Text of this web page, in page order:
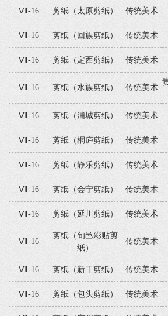
Ⅶ-16 剪纸（太原剪纸） 传统美术
Ⅶ-16 剪纸（回族剪纸） 传统美术
Ⅶ-16 剪纸（定西剪纸） 传统美术
Ⅶ-16 剪纸（水族剪纸） 传统美术
Ⅶ-16 剪纸（浦城剪纸） 传统美术
Ⅶ-16 剪纸（桐庐剪纸） 传统美术
Ⅶ-16 剪纸（静乐剪纸） 传统美术
Ⅶ-16 剪纸（会宁剪纸） 传统美术
Ⅶ-16 剪纸（延川剪纸） 传统美术
Ⅶ-16
剪纸（旬邑彩贴剪
纸）
传统美术
Ⅶ-16 剪纸（新干剪纸） 传统美术
Ⅶ-16 剪纸（包头剪纸） 传统美术